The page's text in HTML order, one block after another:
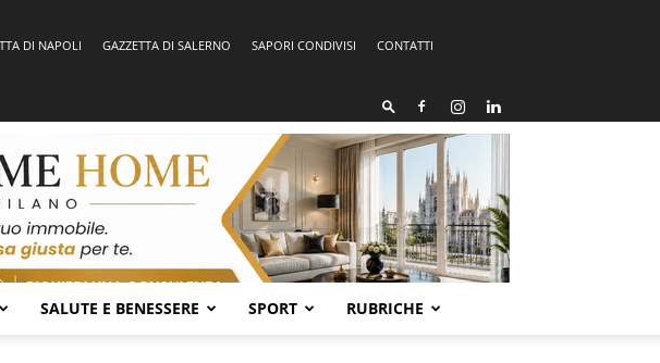
DI NAPOLI GAZZETTA DI SALERNO SAPORI CONDIVISI
CONTATTI
SALUTE E BENESSERE SPORT RUBRICHE